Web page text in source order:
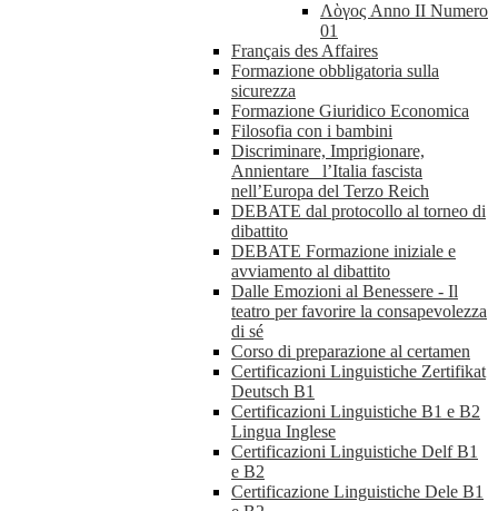
Λὸγος Anno II Numero
01
Français des Affaires
Formazione obbligatoria sulla
sicurezza
Formazione Giuridico Economica
Filosofia con i bambini
Discriminare, Imprigionare,
Annientare_ l’Italia fascista
nell’Europa del Terzo Reich
DEBATE dal protocollo al torneo di
dibattito
DEBATE Formazione iniziale e
avviamento al dibattito
Dalle Emozioni al Benessere - Il
teatro per favorire la consapevolezza
di sé
Corso di preparazione al certamen
Certificazioni Linguistiche Zertifikat
Deutsch B1
Certificazioni Linguistiche B1 e B2
Lingua Inglese
Certificazioni Linguistiche Delf B1
e B2
Certificazione Linguistiche Dele B1